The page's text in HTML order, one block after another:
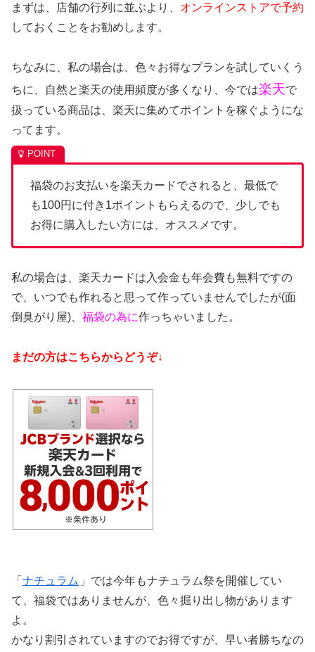
まずは、店舗の行列に並ぶより、 オンラインストアで予約
しておくことをお勧めします。
ちなみに、私の場合は、色々お得なプランを試していくう
ちに、自然と楽天の使用頻度が多くなり、今では楽天で
扱っている商品は、楽天に集めてポイントを稼ぐようにな
ってます。
福袋のお支払いを楽天カードでされると、最低で
も100円に付き1ポイントもらえるので、少しでも
お得に購入したい方には、オススメです。
私の場合は、楽天カードは入会金も年会費も無料ですの
で、いつでも作れると思って作っていませんでしたが(面
倒臭がり屋)、 福袋の為に作っちゃいました。
まだの方はこちらからどうぞ↓
「 ナチュラム 」では今年もナチュラム祭を開催してい
て、福袋ではありませんが、色々掘り出し物があります
よ。
かなり割引されていますのでお得ですが、早い者勝ちなの